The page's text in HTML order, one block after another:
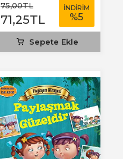
75,00TL
71,25TL
İNDİRİM
%5
Sepete Ekle